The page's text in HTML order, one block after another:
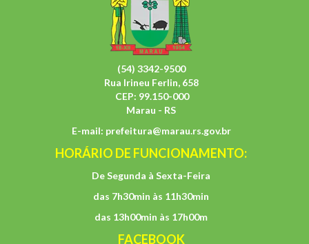
(54) 3342-9500
Rua Irineu Ferlin, 658
CEP: 99.150-000
Marau - RS
E-mail: prefeitura@marau.rs.gov.br
HORÁRIO DE FUNCIONAMENTO:
De Segunda à Sexta-Feira
das 7h30min às 11h30min
das 13h00min às 17h00m
FACEBOOK